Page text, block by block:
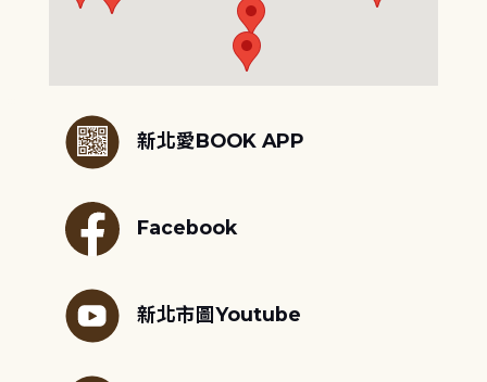
新北愛BOOK APP
Facebook
新北市圖Youtube